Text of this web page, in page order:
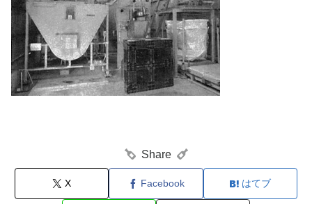
Share
X Facebook はてブ